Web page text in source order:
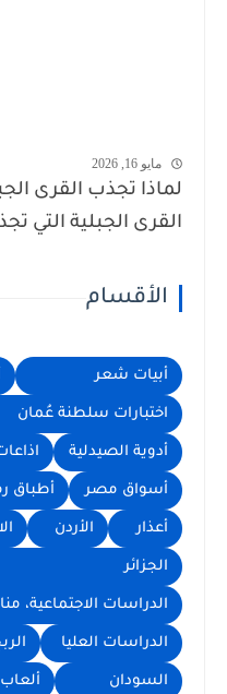
مايو 16, 2026
لماذا تجذب القرى
القرى الجبلية التي
الأقسام
أبيات شعر
اختبارات سلطنة عُمان
أدوية الصيدلية
أسواق مصر أطباق
أعذار الأردن
الجزائر
الدراسات الاجتماعية،
الدراسات العليا
السودان